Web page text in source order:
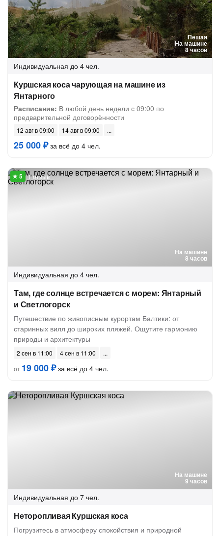
Пешая
На машине
8 часов
Индивидуальная до 4 чел.
Куршская коса чарующая на машине из
Янтарного
Расписание: В любой день недели с 09:00 по
предварительной договорённости
12 авг в 09:00 14 авг в 09:00
25 000 ₽за всё до 4 чел.
На машине
8 часов
1 отзыв
Индивидуальная до 4 чел.
Там, где солнце встречается с морем: Янтарный
и Светлогорск
Путешествие по живописным курортам Балтики: от
старинных вилл до широких пляжей. Ощутите гармонию
природы и архитектуры
2 сен в 11:00
4 сен в 11:00
от 19 000 ₽за всё до 4 чел.
На машине
9 часов
Индивидуальная до 7 чел.
Неторопливая Куршская коса
Погрузитесь в атмосферу спокойствия и природной